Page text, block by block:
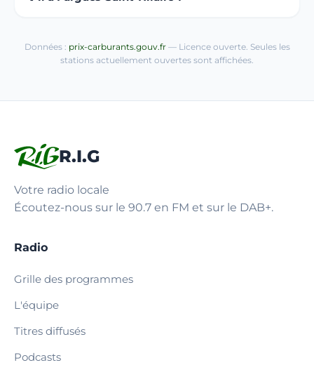
Données : prix-carburants.gouv.fr— Licence ouverte. Seules les
stations actuellement ouvertes sont affichées.
R.I.G
Votre radio locale
Écoutez-nous sur le 90.7 en FM et sur le DAB+.
Radio
Grille des programmes
L'équipe
Titres diffusés
Podcasts